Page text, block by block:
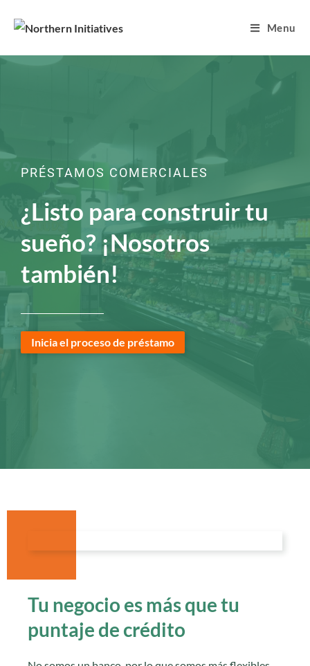
Menu
PRÉSTAMOS COMERCIALES
¿Listo para construir tu
sueño? ¡Nosotros
también!
Inicia el proceso de préstamo
Tu negocio es más que tu
puntaje de crédito